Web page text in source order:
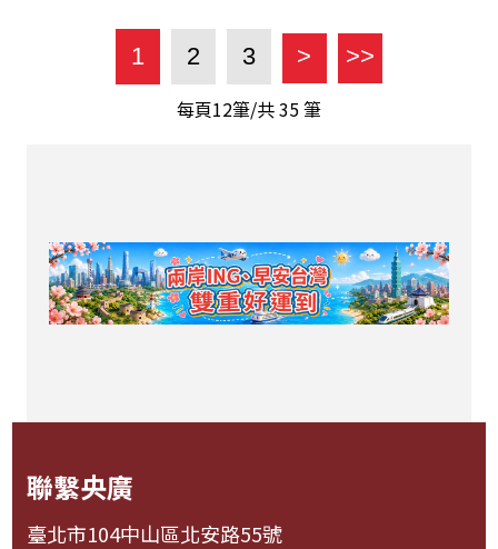
1 2 3 > >>
每頁12筆/共35筆
聯繫央廣
臺北市104中山區北安路55號